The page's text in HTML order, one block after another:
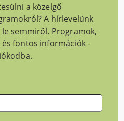
a közelgő
A hírlevelünk
semmiről. Programok,
és fontos információk -